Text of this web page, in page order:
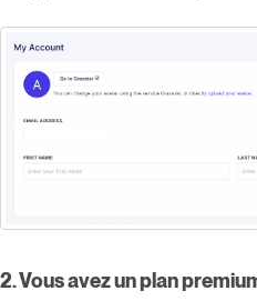
2. Vous avez un plan